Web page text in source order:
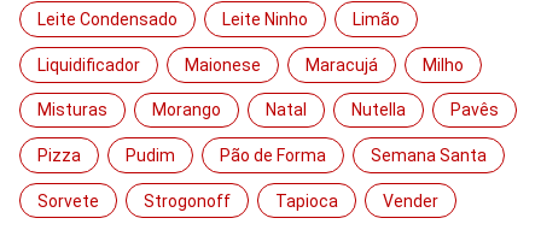
Leite Condensado Leite Ninho Limão
Liquidificador Maionese Maracujá Milho
Misturas Morango Natal Nutella Pavês
Pizza Pudim Pão de Forma Semana Santa
Sorvete Strogonoff Tapioca Vender